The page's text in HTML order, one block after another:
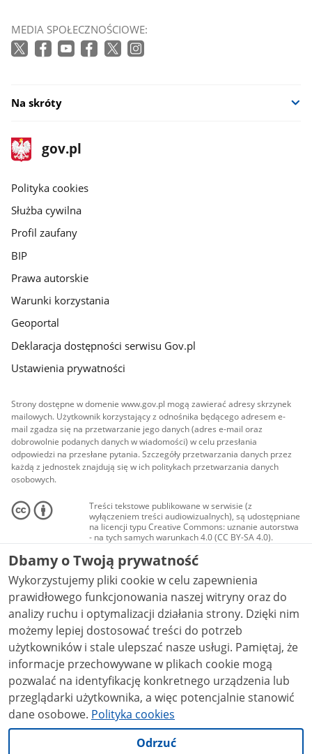
się
w
MEDIA SPOŁECZNOŚCIOWE:
Na skróty
stopka
gov.pl
Strona
gov.pl
gov.pl
Polityka cookies
Służba cywilna
Profil zaufany
BIP
Prawa autorskie
Warunki korzystania
Geoportal
Deklaracja dostępności serwisu Gov.pl
Ustawienia prywatności
Strony dostępne w domenie www.gov.pl mogą zawierać adresy skrzynek
mailowych. Użytkownik korzystający z odnośnika będącego adresem e-
mail zgadza się na przetwarzanie jego danych (adres e-mail oraz
dobrowolnie podanych danych w wiadomości) w celu przesłania
odpowiedzi na przesłane pytania. Szczegóły przetwarzania danych przez
każdą z jednostek znajdują się w ich politykach przetwarzania danych
osobowych.
Treści tekstowe publikowane w serwisie (z
wyłączeniem treści audiowizualnych), są udostępniane
na licencji typu Creative Commons: uznanie autorstwa
- na tych samych warunkach 4.0 (CC BY-SA 4.0).
Materiały audiowizualne, w tym zdjęcia, materiały
audio i wideo, są udostępniane na licencji typu
Creative Commons: uznanie autorstwa użycie
niekomercyjne - bez utworów zależnych 4.0 (CC BY-
NC-ND 4.0), o ile nie jest to stwierdzone inaczej.
Dbamy o Twoją prywatność
Wykorzystujemy pliki cookie w celu zapewnienia
prawidłowego funkcjonowania naszej witryny oraz do
analizy ruchu i optymalizacji działania strony. Dzięki nim
możemy lepiej dostosować treści do potrzeb
użytkowników i stale ulepszać nasze usługi. Pamiętaj, że
informacje przechowywane w plikach cookie mogą
pozwalać na identyfikację konkretnego urządzenia lub
przeglądarki użytkownika, a więc potencjalnie stanowić
dane osobowe. Polityka cookies
Odrzuć